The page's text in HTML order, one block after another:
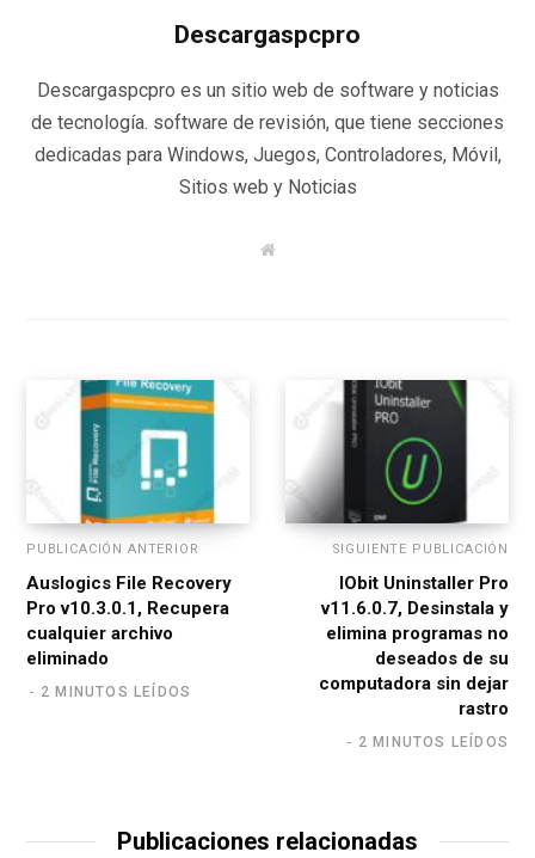
Descargaspcpro
Descargaspcpro es un sitio web de software y noticias
de tecnología. software de revisión, que tiene secciones
dedicadas para Windows, Juegos, Controladores, Móvil,
Sitios web y Noticias
W
PUBLICACIÓN ANTERIOR
Auslogics File Recovery
Pro v10.3.0.1, Recupera
cualquier archivo
eliminado
2 MINUTOS LEÍDOS
SIGUIENTE PUBLICACIÓN
IObit Uninstaller Pro
v11.6.0.7, Desinstala y
elimina programas no
deseados de su
computadora sin dejar
rastro
2 MINUTOS LEÍDOS
Publicaciones relacionadas